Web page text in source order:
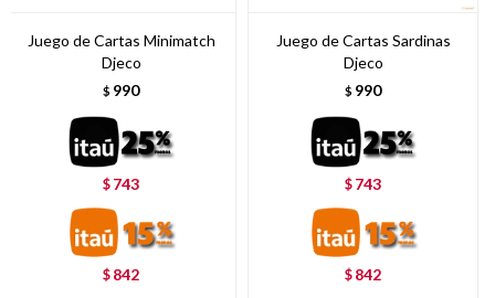
Juego de Cartas Minimatch
Djeco
$ 990
$ 743
$ 842
Juego de Cartas Sardinas
Djeco
$ 990
$ 743
$ 842